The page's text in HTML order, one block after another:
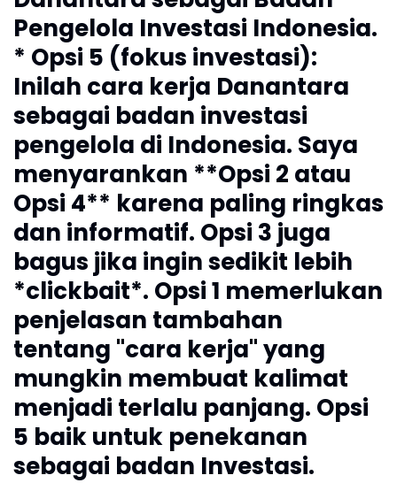
Pengelola Investasi Indonesia.
* Opsi 5 (fokus investasi):
Inilah cara kerja Danantara
sebagai badan investasi
pengelola di Indonesia. Saya
menyarankan **Opsi 2 atau
Opsi 4** karena paling ringkas
dan informatif. Opsi 3 juga
bagus jika ingin sedikit lebih
*clickbait*. Opsi 1 memerlukan
penjelasan tambahan
tentang "cara kerja" yang
mungkin membuat kalimat
menjadi terlalu panjang. Opsi
5 baik untuk penekanan
sebagai badan Investasi.